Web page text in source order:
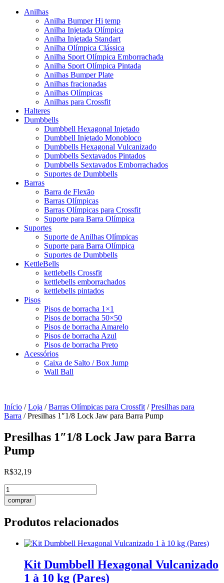
Anilhas
Anilha Bumper Hi temp
Anilha Injetada Olímpica
Anilha Injetada Standart
Anilha Olímpica Clássica
Anilha Sport Olímpica Emborrachada
Anilha Sport Olímpica Pintada
Anilhas Bumper Plate
Anilhas fracionadas
Anilhas Olímpicas
Anilhas para Crossfit
Halteres
Dumbbells
Dumbbell Hexagonal Injetado
Dumbbell Injetado Monobloco
Dumbbells Hexagonal Vulcanizado
Dumbbells Sextavados Pintados
Dumbbells Sextavados Emborrachados
Suportes de Dumbbells
Barras
Barra de Flexão
Barras Olímpicas
Barras Olímpicas para Crossfit
Suporte para Barra Olímpica
Suportes
Suporte de Anilhas Olímpicas
Suporte para Barra Olímpica
Suportes de Dumbbells
KettleBells
kettlebells Crossfit
kettlebells emborrachados
kettlebells pintados
Pisos
Pisos de borracha 1×1
Pisos de borracha 50×50
Pisos de borracha Amarelo
Pisos de borracha Azul
Pisos de borracha Preto
Acessórios
Caixa de Salto / Box Jump
Wall Ball
Início /Loja /Barras Olímpicas para Crossfit /Presilhas para
Barra / Presilhas 1″1/8 Lock Jaw para Barra Pump
Presilhas 1″1/8 Lock Jaw para Barra
Pump
R$32,19
Presilhas
1"1/8
Lock
para
Pump
comprar
Produtos relacionados
Kit Dumbbell Hexagonal Vulcanizado
1 à 10 kg (Pares)